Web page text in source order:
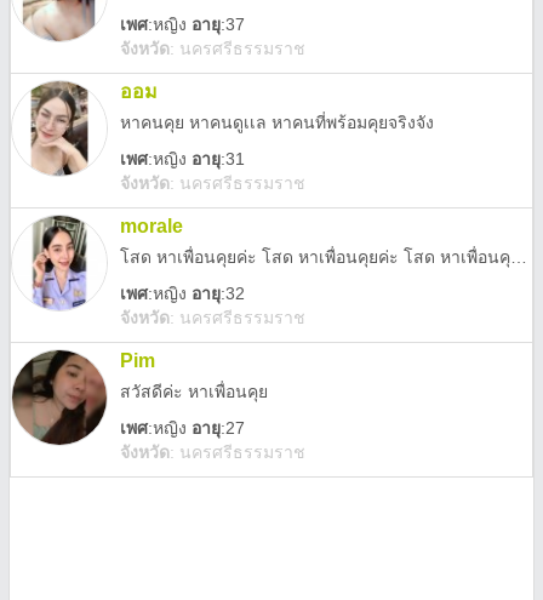
เพศ:หญิง อายุ:37
จังหวัด: นครศรีธรรมราช
ออม
หาคนคุย หาคนดูเเล หาคนที่พร้อมคุยจริงจัง
เพศ:หญิง อายุ:31
จังหวัด: นครศรีธรรมราช
morale
เพศ:หญิง อายุ:32
จังหวัด: นครศรีธรรมราช
Pim
สวัสดีค่ะ หาเพื่อนคุย
เพศ:หญิง อายุ:27
จังหวัด: นครศรีธรรมราช